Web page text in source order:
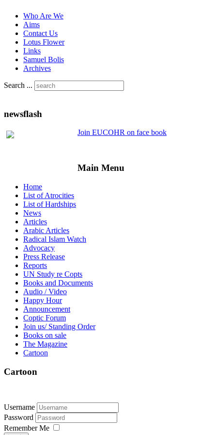
Who Are We
Aims
Contact Us
Lotus Flower
Links
Samuel Bolis
Archives
Search ...
newsflash
Join EUCOHR on face book
Main Menu
Home
List of Atrocities
List of Hardships
News
Articles
Arabic Articles
Radical Islam Watch
Advocacy
Press Release
Reports
UN Study re Copts
Books and Documents
Audio / Video
Happy Hour
Announcement
Coptic Forum
Join us/ Standing Order
Books on sale
The Magazine
Cartoon
Cartoon
Username
Password
Remember Me